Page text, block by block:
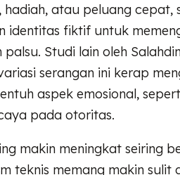
atau peluang cepat,
identitas fiktif untuk
Studi lain oleh
serangan ini kerap
aspek emosional,
pada otoritas.
makin meningkat seiring
teknis memang makin sulit